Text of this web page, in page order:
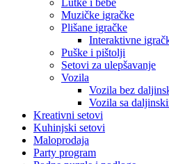
Lutke i bebe
Muzičke igračke
Plišane igračke
Interaktivne
Puške i pištolji
Setovi za ulepšavanje
Vozila
Vozila bez
Vozila sa
Kreativni setovi
Kuhinjski setovi
Maloprodaja
Party program